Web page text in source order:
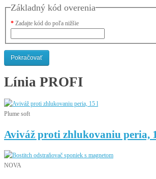
Základný kód overenia
Zadajte kód do poľa nižšie
Pokračovať
Línia PROFI
Plume soft
Aviváž proti zhlukovaniu peria,
NOVA